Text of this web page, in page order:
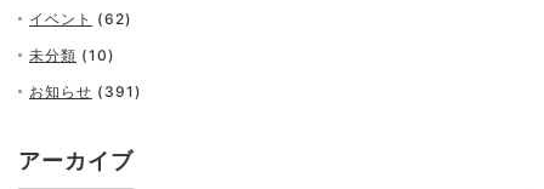
イベント (62)
未分類 (10)
お知らせ (391)
アーカイブ